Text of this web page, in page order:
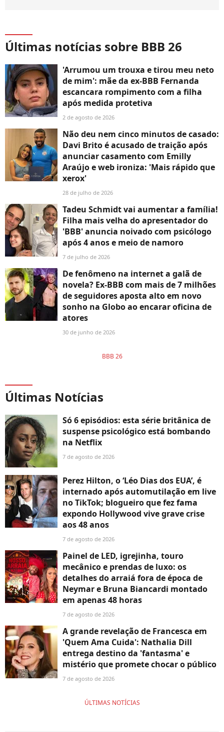
Últimas notícias sobre BBB 26
'Arrumou um trouxa e tirou meu neto
de mim': mãe da ex-BBB Fernanda
escancara rompimento com a filha
após medida protetiva
2 de agosto de 2026
Não deu nem cinco minutos de casado:
Davi Brito é acusado de traição após
anunciar casamento com Emilly
Araújo e web ironiza: 'Mais rápido que
xerox'
28 de julho de 2026
Tadeu Schmidt vai aumentar a família!
Filha mais velha do apresentador do
'BBB' anuncia noivado com psicólogo
após 4 anos e meio de namoro
7 de julho de 2026
De fenômeno na internet a galã de
novela? Ex-BBB com mais de 7 milhões
de seguidores aposta alto em novo
sonho na Globo ao encarar oficina de
atores
30 de junho de 2026
BBB 26
Últimas Notícias
Só 6 episódios: esta série britânica de
suspense psicológico está bombando
na Netflix
7 de agosto de 2026
Perez Hilton, o ‘Léo Dias dos EUA’, é
internado após automutilação em live
no TikTok; blogueiro que fez fama
expondo Hollywood vive grave crise
aos 48 anos
7 de agosto de 2026
Painel de LED, igrejinha, touro
mecânico e prendas de luxo: os
detalhes do arraiá fora de época de
Neymar e Bruna Biancardi montado
em apenas 48 horas
7 de agosto de 2026
A grande revelação de Francesca em
'Quem Ama Cuida': Nathalia Dill
entrega destino da 'fantasma' e
mistério que promete chocar o público
7 de agosto de 2026
ÚLTIMAS NOTÍCIAS